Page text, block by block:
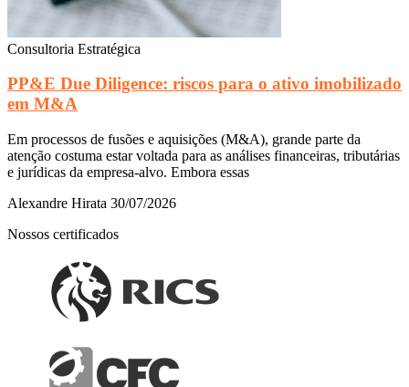
Consultoria Estratégica
PP&E Due Diligence: riscos para o ativo imobilizado
em M&A
Em processos de fusões e aquisições (M&A), grande parte da
atenção costuma estar voltada para as análises financeiras, tributárias
e jurídicas da empresa-alvo. Embora essas
Alexandre Hirata 30/07/2026
Nossos certificados